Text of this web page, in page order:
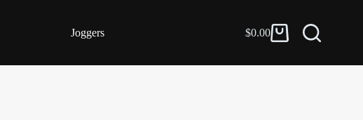
Joggers
Carro
compra
$0.00